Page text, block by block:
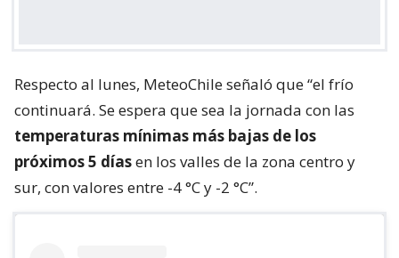
Respecto al lunes, MeteoChile señaló que “el frío
continuará. Se espera que sea la jornada con las
temperaturas mínimas más bajas de los
próximos 5 díasen los valles de la zona centro y
sur, con valores entre -4 °C y -2 °C”.